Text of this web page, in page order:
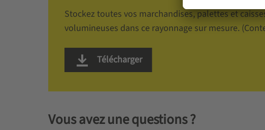
Stockez toutes vos marchandises, palettes et
volumineuses dans ce rayonnage sur mesure.
Télécharger
Vous avez une questions ?